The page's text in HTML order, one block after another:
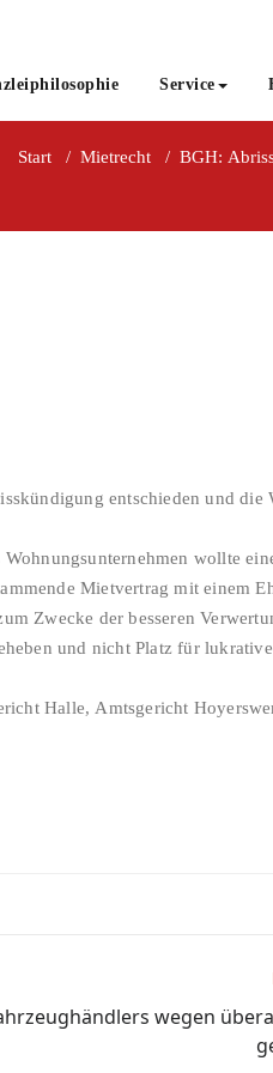
Service
Start / Mietrecht / BGH:
entschieden und die
wollte
Mietvertrag mit einem
Zwecke der besseren
und nicht Platz für
Halle, Amtsgericht
wegen